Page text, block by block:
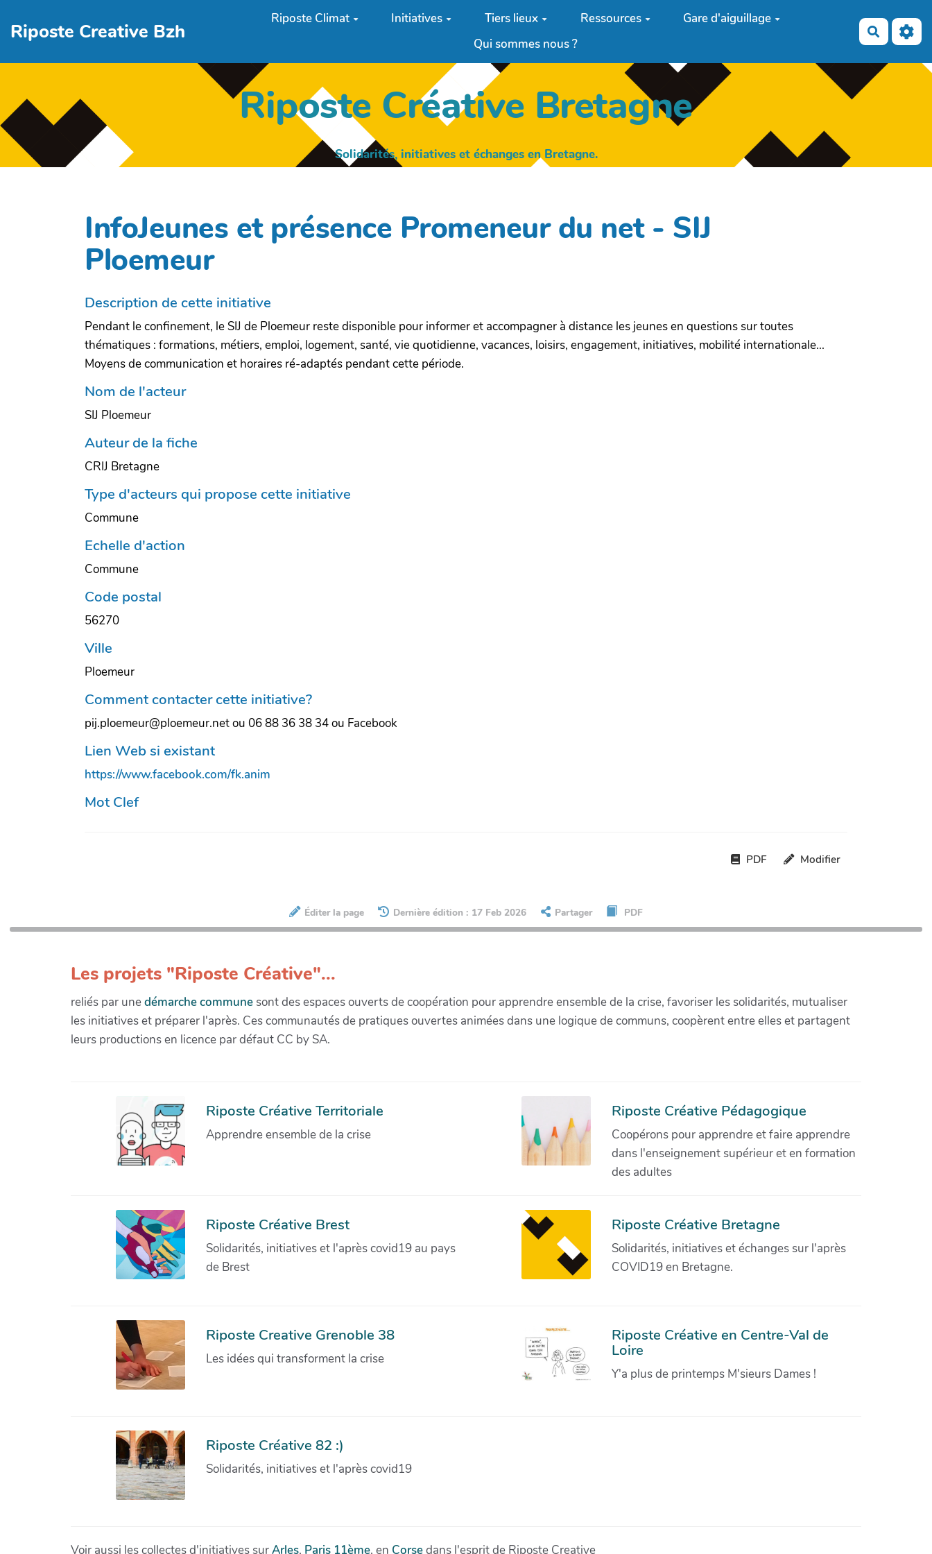
Riposte Creative Bzh
Riposte Climat Initiatives Tiers lieux Ressources
Gare d'aiguillage
Qui sommes nous ?
Riposte Créative Bretagne
Solidarités, initiatives et échanges en Bretagne.
InfoJeunes et présence Promeneur du net - SIJ
Ploemeur
Description de cette initiative
Pendant le confinement, le SIJ de Ploemeur reste disponible pour informer et accompagner à distance les jeunes en questions sur toutes
thématiques : formations, métiers, emploi, logement, santé, vie quotidienne, vacances, loisirs, engagement, initiatives, mobilité internationale...
Moyens de communication et horaires ré-adaptés pendant cette période.
Nom de l'acteur
SIJ Ploemeur
Auteur de la fiche
CRIJ Bretagne
Type d'acteurs qui propose cette initiative
Commune
Echelle d'action
Commune
Code postal
56270
Ville
Ploemeur
Comment contacter cette initiative?
pij.ploemeur@ploemeur.net ou 06 88 36 38 34 ou Facebook
Lien Web si existant
https://www.facebook.com/fk.anim
Mot Clef
PDF Modifier
Éditer la page Dernière édition : 17 Feb 2026 Partager PDF